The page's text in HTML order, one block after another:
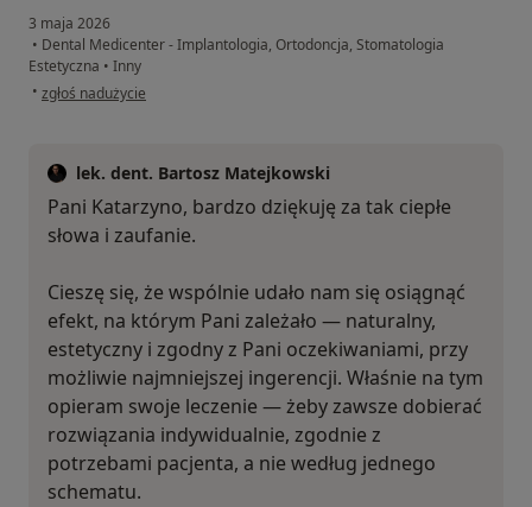
3 maja 2026
• Dental Medicenter - Implantologia, Ortodoncja, Stomatologia
Estetyczna • Inny
• w opinii użytkownika Katarzyna JG
zgłoś nadużycie
lek. dent. Bartosz Matejkowski
Pani Katarzyno, bardzo dziękuję za tak ciepłe
słowa i zaufanie.
Cieszę się, że wspólnie udało nam się osiągnąć
efekt, na którym Pani zależało — naturalny,
estetyczny i zgodny z Pani oczekiwaniami, przy
możliwie najmniejszej ingerencji. Właśnie na tym
opieram swoje leczenie — żeby zawsze dobierać
rozwiązania indywidualnie, zgodnie z
potrzebami pacjenta, a nie według jednego
schematu.